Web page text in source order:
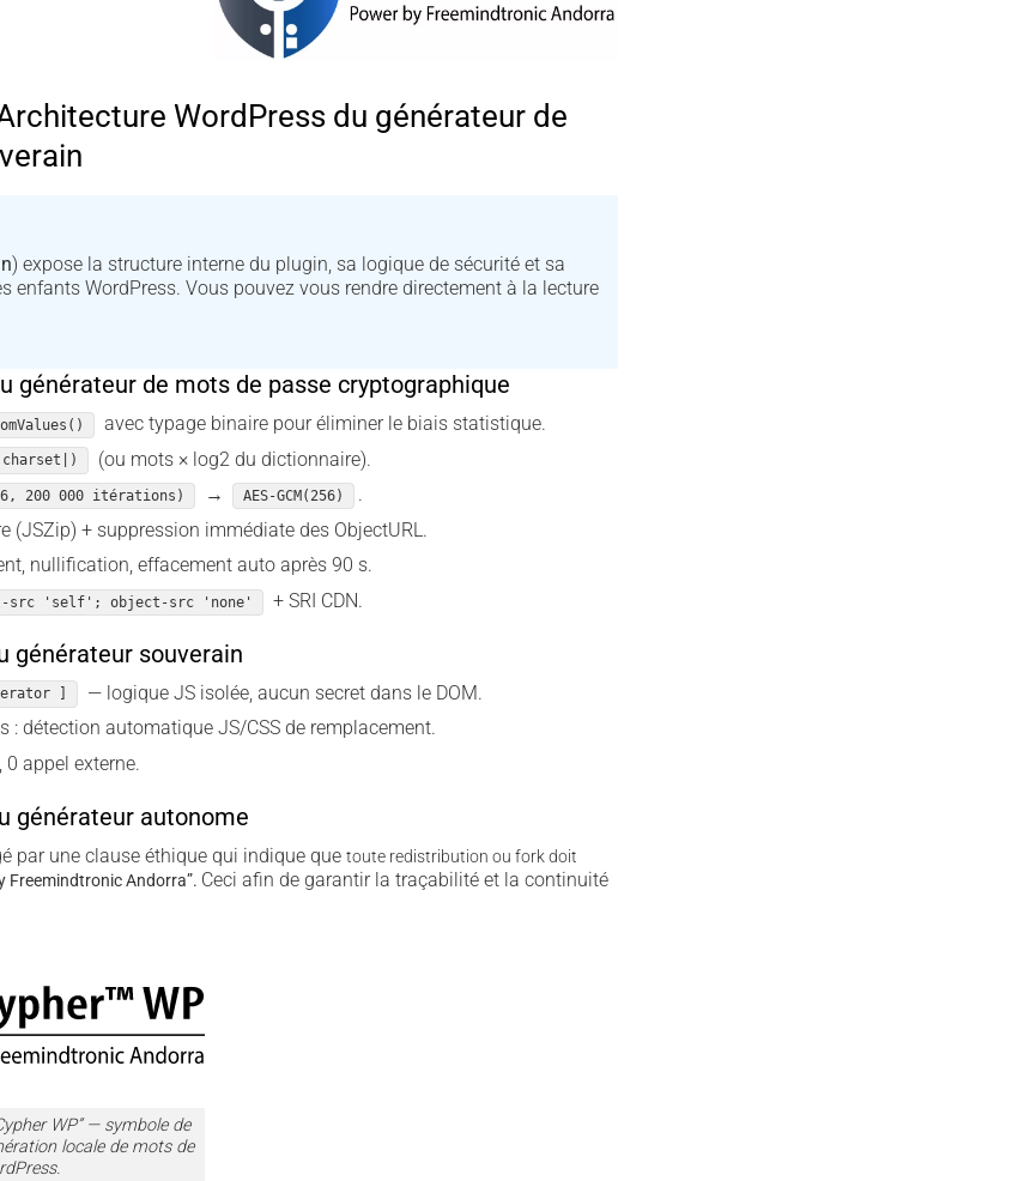
WordPress du générateur de
) expose la structure interne du plugin, sa logique de sécurité et sa
enfants WordPress. Vous pouvez vous rendre directement à la lecture
générateur de mots de passe cryptographique
avec typage binaire pour éliminer le biais statistique.
(ou mots × log2 du dictionnaire).
200 000 itérations) → AES-GCM(256)
.
(JSZip) + suppression immédiate des ObjectURL.
nullification, effacement auto après 90 s.
src 'self'; object-src 'none' + SRI CDN.
générateur souverain
]
— logique JS isolée, aucun secret dans le DOM.
: détection automatique JS/CSS de remplacement.
0 appel externe.
générateur autonome
par une clause éthique qui indique que toute redistribution ou fork doit
Freemindtronic Andorra”. Ceci afin de garantir la traçabilité et la continuité
WP” — symbole de
locale de mots de